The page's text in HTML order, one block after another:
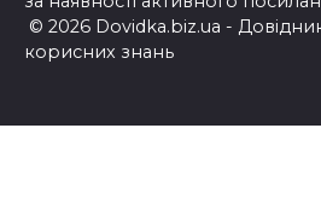
© 2026 Dovidka.biz.ua - Довідник
корисних знань